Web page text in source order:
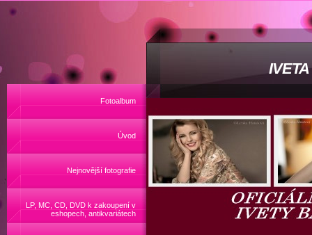
Fotoalbum
Úvod
Nejnovější fotografie
LP, MC, CD, DVD k zakoupení v
eshopech, antikvariátech